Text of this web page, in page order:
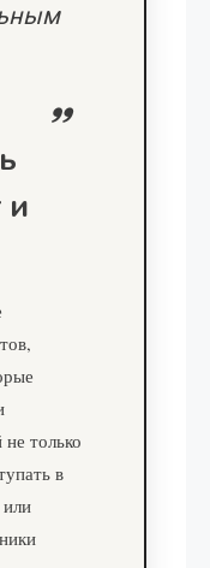
и
только
в